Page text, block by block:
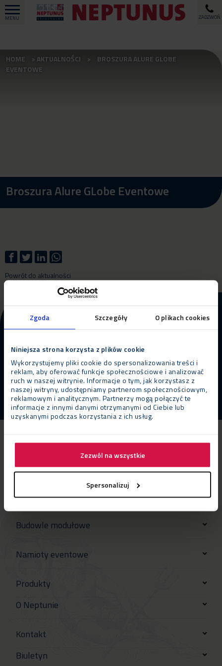
Zgoda Szczegóły O plikach cookies
Niniejsza strona korzysta z plików cookie
Wykorzystujemy pliki cookie do spersonalizowania treści i
reklam, aby oferować funkcje społecznościowe i analizować
ruch w naszej witrynie. Informacje o tym, jak korzystasz z
naszej witryny, udostępniamy partnerom społecznościowym,
reklamowym i analitycznym. Partnerzy mogą połączyć te
informacje z innymi danymi otrzymanymi od Ciebie lub
uzyskanymi podczas korzystania z ich usług.
Zezwól na wszystkie
Spersonalizuj
MENU ZADZWOŃ
HOME AKTUALNOŚCI
BROSZURA ALURE GLOBE
EVENTOWE
Broszura Alure GLobe Eventowe
Powrót do aktualności
Więcej informacji o naszym
produkcie i usługach?
Skontaktuj się z nami
Budowle modułowe
Namioty eventowe
Produkty
O Neptunie
Kontakt
Biuletyn